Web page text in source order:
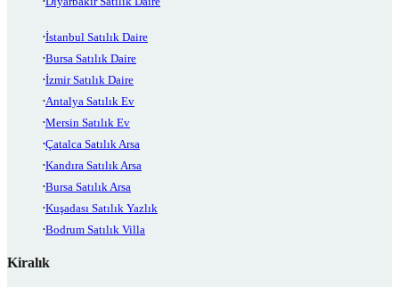
İstanbul Satılık Daire
Bursa Satılık Daire
İzmir Satılık Daire
Antalya Satılık Ev
Mersin Satılık Ev
Çatalca Satılık Arsa
Kandıra Satılık Arsa
Bursa Satılık Arsa
Kuşadası Satılık Yazlık
Bodrum Satılık Villa
Kiralık